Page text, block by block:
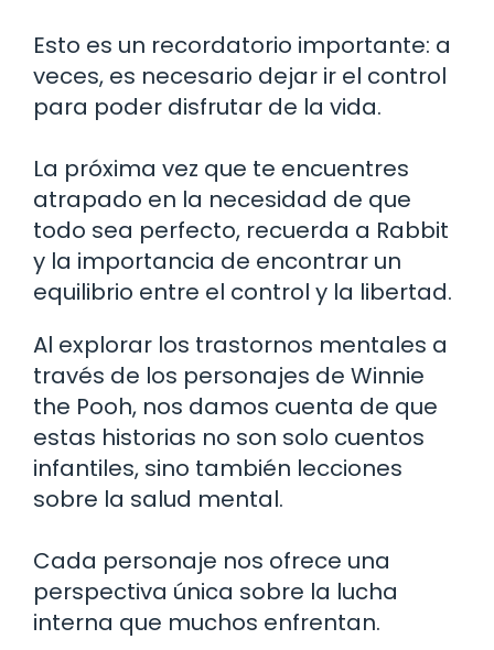
Esto es un recordatorio importante: a
veces, es necesario dejar ir el control
para poder disfrutar de la vida.
La próxima vez que te encuentres
atrapado en la necesidad de que
todo sea perfecto, recuerda a Rabbit
y la importancia de encontrar un
equilibrio entre el control y la libertad.
Al explorar los trastornos mentales a
través de los personajes de Winnie
the Pooh, nos damos cuenta de que
estas historias no son solo cuentos
infantiles, sino también lecciones
sobre la salud mental.
Cada personaje nos ofrece una
perspectiva única sobre la lucha
interna que muchos enfrentan.